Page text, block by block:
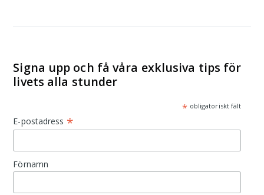
Signa upp och få våra exklusiva tips för
livets alla stunder
* obligatoriskt fält
E-postadress *
Förnamn